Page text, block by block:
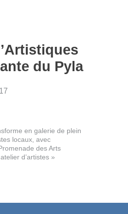
du Pyla
en galerie de plein
locaux, avec
des Arts
d’artistes »